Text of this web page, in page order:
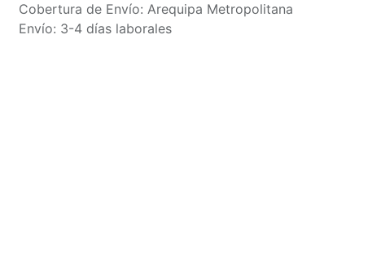
Cobertura de Envío: Arequipa Metropolitana
Envío: 3-4 días laborales